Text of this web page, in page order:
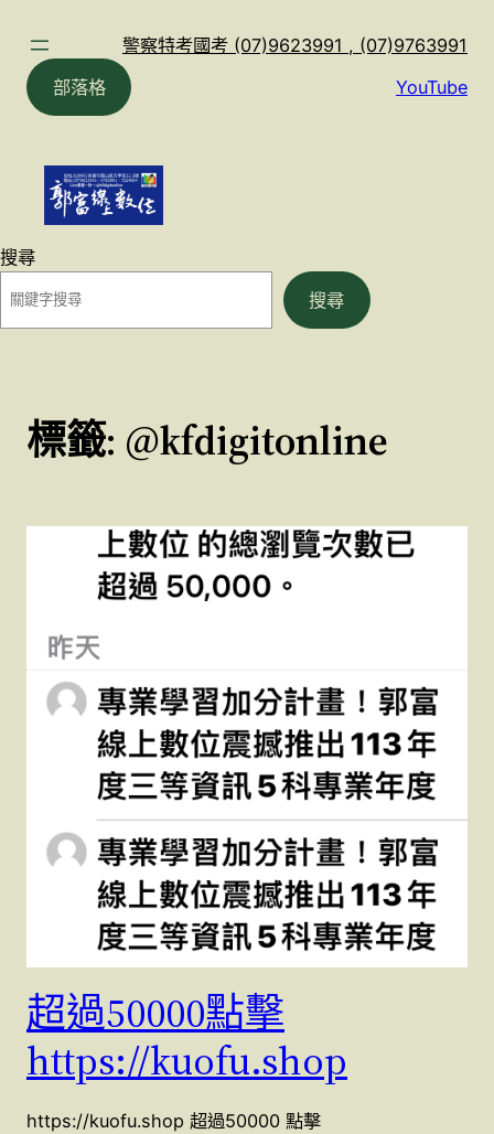
警察特考國考 (07)9623991 , (07)9763991
部落格
YouTube
搜尋
搜尋
標籤: @kfdigitonline
超過50000點擊
https://kuofu.shop
https://kuofu.shop 超過50000 點擊